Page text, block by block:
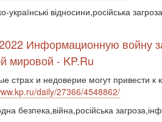
українські відносини,російська
Информационную войну
мировой - KP.Ru
страх и недоверие могут привести к
daily/27366/4548862/
безпека,війна,російська